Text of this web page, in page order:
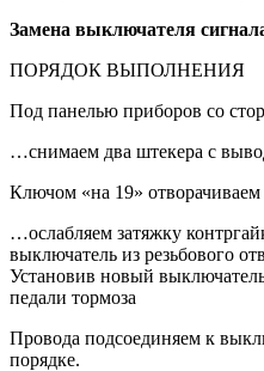
Замена выключателя
ПОРЯДОК ВЫПОЛНЕНИЯ
Под панелью приборов со
…снимаем два штекера с
Ключом «на 19»
…ослабляем затяжку
выключатель из резьбового
Установив новый
педали тормоза
Провода подсоединяем к
порядке.